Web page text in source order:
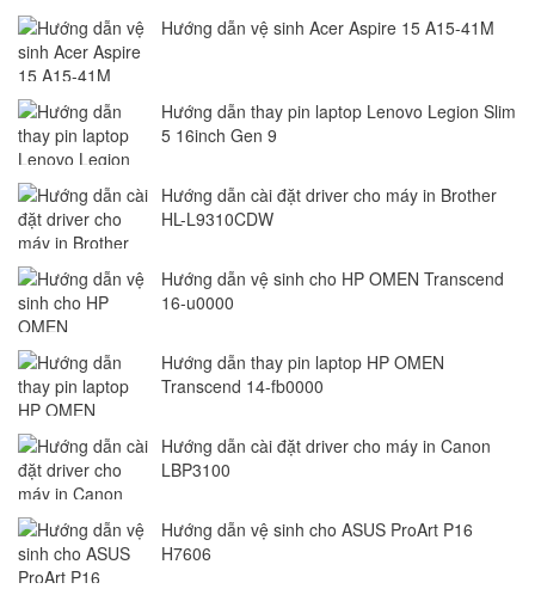
Hướng dẫn vệ sinh Acer Aspire 15 A15-41M
Hướng dẫn thay pin laptop Lenovo Legion Slim
5 16inch Gen 9
Hướng dẫn cài đặt driver cho máy in Brother
HL-L9310CDW
Hướng dẫn vệ sinh cho HP OMEN Transcend
16-u0000
Hướng dẫn thay pin laptop HP OMEN
Transcend 14-fb0000
Hướng dẫn cài đặt driver cho máy in Canon
LBP3100
Hướng dẫn vệ sinh cho ASUS ProArt P16
H7606